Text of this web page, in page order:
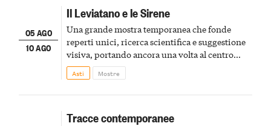
05 AGO
10 AGO
Il Leviatano e le Sirene
Una grande mostra temporanea che fonde
reperti unici, ricerca scientifica e suggestione
visiva, portando ancora una volta al centro
della scena le meraviglie del passato astigiano
Asti Mostre
Tracce contemporanee